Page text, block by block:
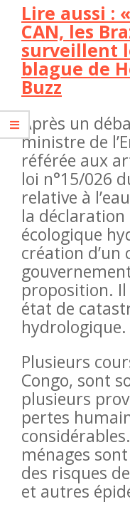
Lire aussi :
CAN, les
surveillent
blague de
Buzz
Après un
ministre de
référée aux
loi n°15/026
relative à
la déclaration
écologique
création d’un
proposition.
état de
hydrologique.
Plusieurs
Congo, sont
plusieurs
pertes
ménages
des risques
et autres